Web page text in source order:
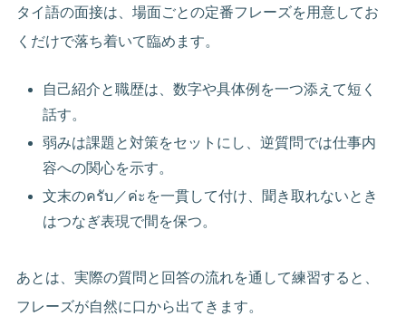
タイ語の面接は、場面ごとの定番フレーズを用意してお
くだけで落ち着いて臨めます。
自己紹介と職歴は、数字や具体例を一つ添えて短く
話す。
弱みは課題と対策をセットにし、逆質問では仕事内
容への関心を示す。
文末のครับ／ค่ะを一貫して付け、聞き取れないとき
はつなぎ表現で間を保つ。
あとは、実際の質問と回答の流れを通して練習すると、
フレーズが自然に口から出てきます。